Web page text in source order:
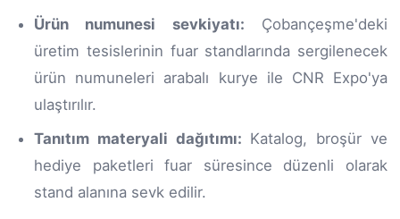
Ürün numunesi sevkiyatı: Çobançeşme'deki
üretim tesislerinin fuar standlarında sergilenecek
ürün numuneleri arabalı kurye ile CNR Expo'ya
ulaştırılır.
Tanıtım materyali dağıtımı: Katalog, broşür ve
hediye paketleri fuar süresince düzenli olarak
stand alanına sevk edilir.